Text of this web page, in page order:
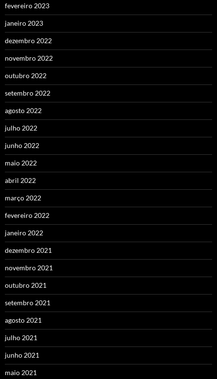
fevereiro 2023
janeiro 2023
dezembro 2022
novembro 2022
outubro 2022
setembro 2022
agosto 2022
julho 2022
junho 2022
maio 2022
abril 2022
março 2022
fevereiro 2022
janeiro 2022
dezembro 2021
novembro 2021
outubro 2021
setembro 2021
agosto 2021
julho 2021
junho 2021
maio 2021